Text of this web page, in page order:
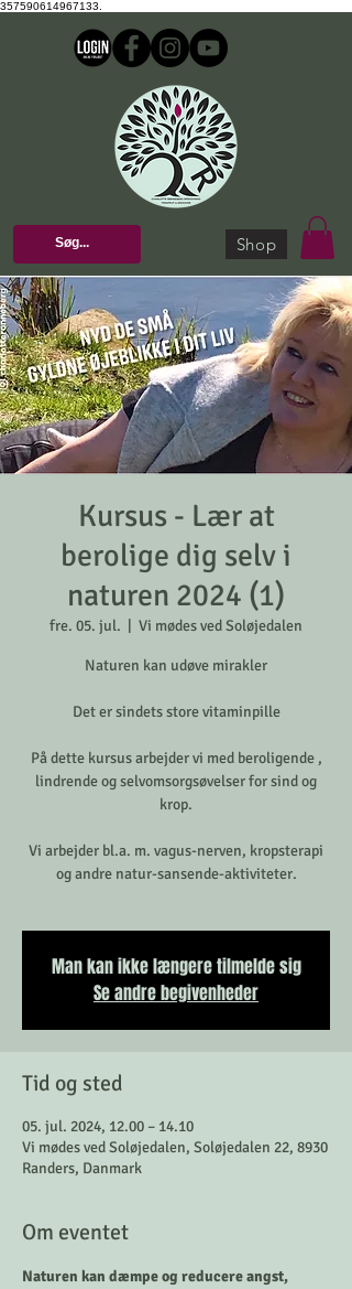
357590614967133.
Shop
Kursus - Lær at
berolige dig selv i
naturen 2024 (1)
fre. 05. jul. Vi mødes ved Soløjedalen
Naturen kan udøve mirakler
Det er sindets store vitaminpille
På dette kursus arbejder vi med beroligende ,
lindrende og selvomsorgsøvelser for sind og
krop.
Vi arbejder bl.a. m. vagus-nerven, kropsterapi
og andre natur-sansende-aktiviteter.
Man kan ikke længere tilmelde sig
Se andre begivenheder
Tid og sted
05. jul. 2024, 12.00 – 14.10
Vi mødes ved Soløjedalen, Soløjedalen 22, 8930
Randers, Danmark
Om eventet
Naturen kan dæmpe og reducere angst,